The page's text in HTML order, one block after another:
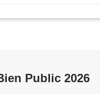
Public 2026